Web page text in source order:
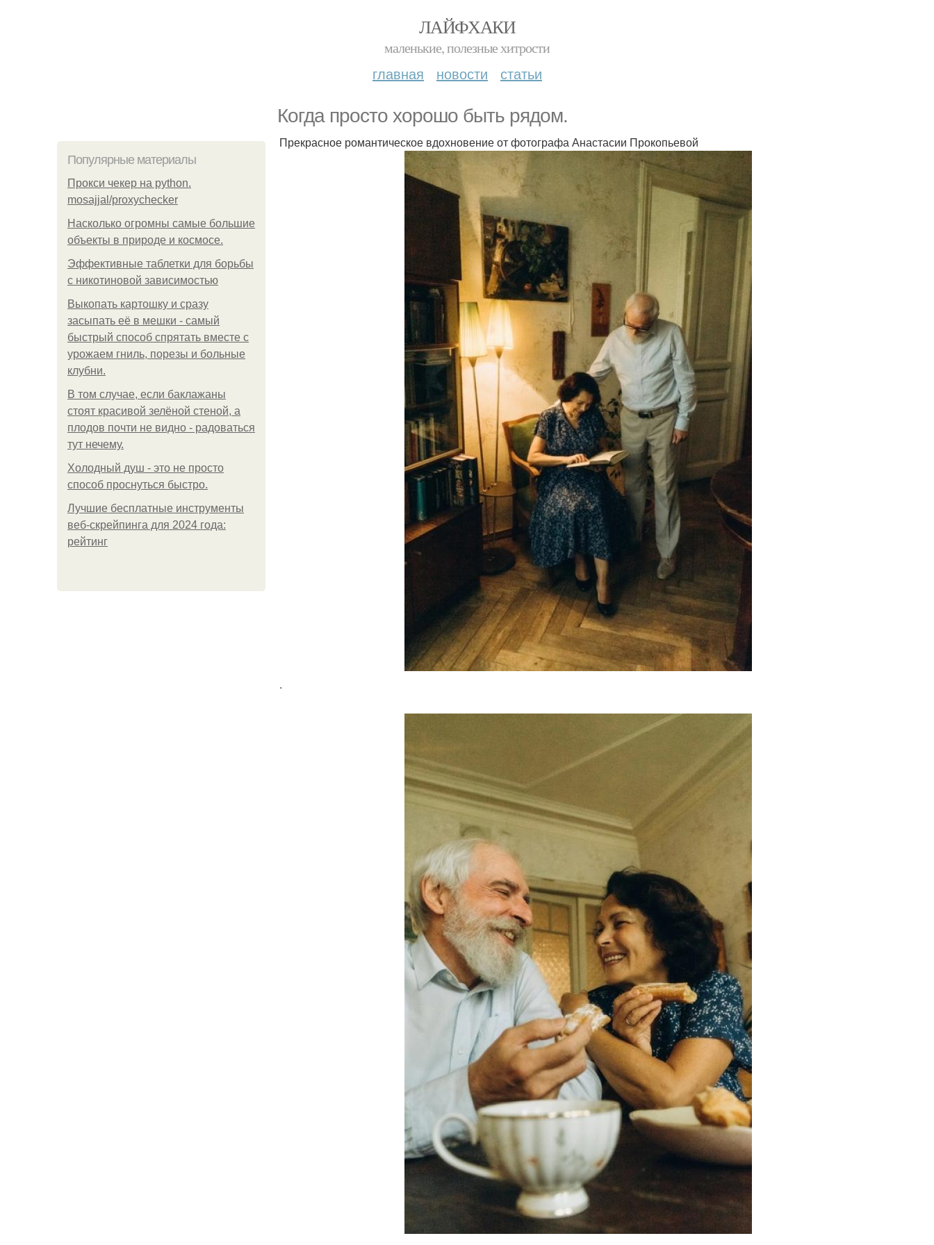
ЛАЙФХАКИ
маленькие, полезные хитрости
главная новости статьи
Когда просто хорошо быть рядом.
Популярные материалы
Прокси чекер на python.
mosajjal/proxychecker
Насколько огромны самые большие
объекты в природе и космосе.
Эффективные таблетки для борьбы
с никотиновой зависимостью
Выкопать картошку и сразу
засыпать её в мешки - самый
быстрый способ спрятать вместе с
урожаем гниль, порезы и больные
клубни.
В том случае, если баклажаны
стоят красивой зелёной стеной, а
плодов почти не видно - радоваться
тут нечему.
Холодный душ - это не просто
способ проснуться быстро.
Лучшие бесплатные инструменты
веб-скрейпинга для 2024 года:
рейтинг
Прекрасное романтическое вдохновение от фотографа Анастасии Прокопьевой
.